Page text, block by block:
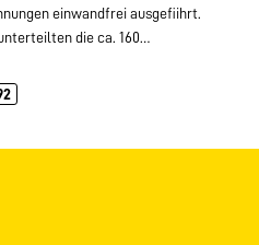
einwandfrei ausgefiihrt.
die ca. 160…